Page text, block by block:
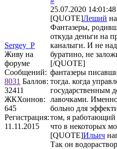
Sergey_P
Живу на
форуме
Сообщений:
8031 Баллов:
32411
ЖКХоинов:
645
Регистрация:
11.11.2015
25.07.2020 14:01:48
[QUOTE]Леший
Фантазеры,
откуда деньги на
каналыги. И не
буратино, не
[/QUOTE]
фантазеры
тогда. когда
государственным
лавочками.
больно для
том, я
что в некоторых
[QUOTE]Ильич
Так он